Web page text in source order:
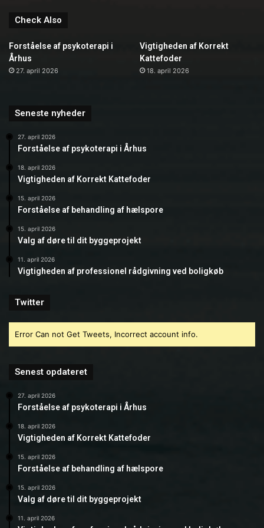
Check Also
Forståelse af psykoterapi i
Århus
27. april 2026
Vigtigheden af Korrekt
Kattefoder
18. april 2026
Seneste nyheder
27. april 2026
Forståelse af psykoterapi i Århus
18. april 2026
Vigtigheden af Korrekt Kattefoder
15. april 2026
Forståelse af behandling af hælspore
15. april 2026
Valg af døre til dit byggeprojekt
11. april 2026
Vigtigheden af professionel rådgivning ved boligkøb
Twitter
Error Can not Get Tweets, Incorrect account info.
Senest opdateret
27. april 2026
Forståelse af psykoterapi i Århus
18. april 2026
Vigtigheden af Korrekt Kattefoder
15. april 2026
Forståelse af behandling af hælspore
15. april 2026
Valg af døre til dit byggeprojekt
11. april 2026